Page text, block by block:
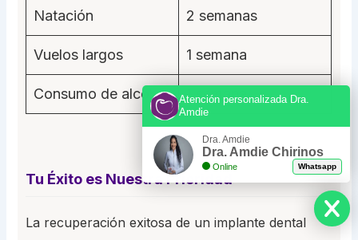
Natación 2 semanas
Vuelos largos 1 semana
Consumo de alcohol 1 semana
Tu Éxito es Nuestra Prioridad
La recuperación exitosa de un implante dental
Atención personalizada Dra.
Amdie
Dra. Amdie
Dra. Amdie Chirinos
Online Whatsapp